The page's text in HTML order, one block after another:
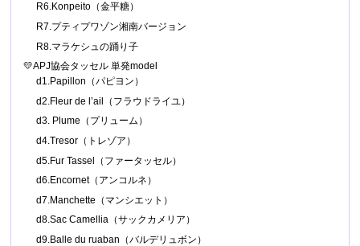
R6.Konpeito（金平糖）
R7.プティプワゾン湘南バージョン
R8.マラケシュの踊り子
💛APJ協会タッセル 単発model
d1.Papillon（パピヨン）
d2.Fleur de l’ail（フラウドライユ）
d3. Plume（プリューム）
d4.Tresor（トレゾア）
d5.Fur Tassel（ファータッセル）
d6.Encornet（アンコルネ）
d7.Manchette（マンシエット）
d8.Sac Camellia（サックカメリア）
d9.Balle du ruaban（バルデリュボン）